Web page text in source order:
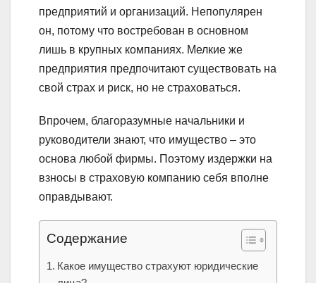
предприятий и организаций. Непопулярен
он, потому что востребован в основном
лишь в крупных компаниях. Мелкие же
предприятия предпочитают существовать на
свой страх и риск, но не страховаться.
Впрочем, благоразумные начальники и
руководители знают, что имущество – это
основа любой фирмы. Поэтому издержки на
взносы в страховую компанию себя вполне
оправдывают.
Содержание
Какое имущество страхуют юридические